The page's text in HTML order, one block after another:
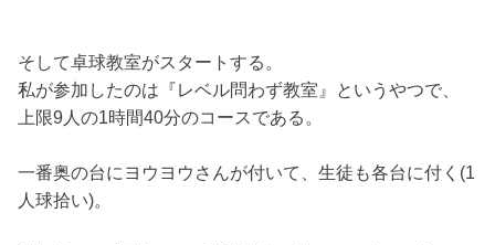
そして卓球教室がスタートする。
私が参加したのは『レベル問わず教室』というやつで、
上限9人の1時間40分のコースである。
一番奥の台にヨウヨウさんが付いて、生徒も各台に付く(1
人球拾い)。